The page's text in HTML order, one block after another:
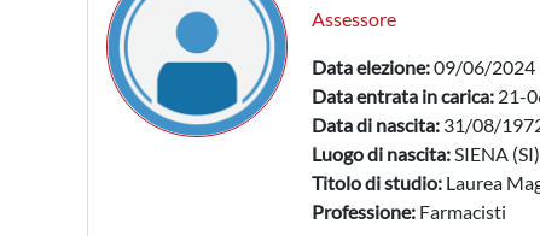
Assessore
Data elezione:09/06/2024
Data entrata in carica: 21-
Data di nascita: 31/08/
Luogo di nascita:SIENA (SI)
Titolo di studio: Laurea
Professione: Farmacisti